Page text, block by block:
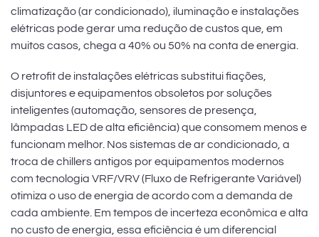
climatização (ar condicionado), iluminação e instalações
elétricas pode gerar uma redução de custos que, em
muitos casos, chega a 40% ou 50% na conta de energia.
O retrofit de instalações elétricas substitui fiações,
disjuntores e equipamentos obsoletos por soluções
inteligentes (automação, sensores de presença,
lâmpadas LED de alta eficiência) que consomem menos e
funcionam melhor. Nos sistemas de ar condicionado, a
troca de chillers antigos por equipamentos modernos
com tecnologia VRF/VRV (Fluxo de Refrigerante Variável)
otimiza o uso de energia de acordo com a demanda de
cada ambiente. Em tempos de incerteza econômica e alta
no custo de energia, essa eficiência é um diferencial